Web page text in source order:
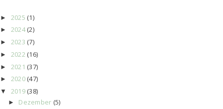
► 2025 (1)
► 2024 (2)
► 2023 (7)
► 2022 (16)
► 2021 (37)
► 2020 (47)
▼ 2019 (38)
► Dezember (5)